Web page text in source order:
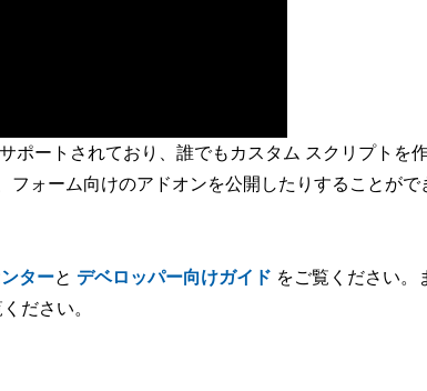
ポートされており、誰でもカスタム スクリプトを作
フォーム向けのアドオンを公開したりすることがで
ターと デベロッパー向けガイド をご覧ください。
ださい。